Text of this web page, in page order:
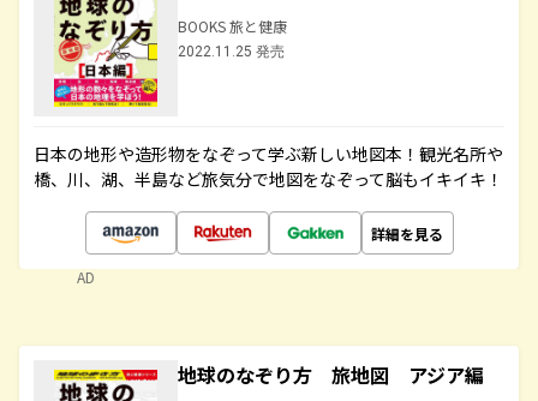
BOOKS 旅と健康
2022.11.25 発売
日本の地形や造形物をなぞって学ぶ新しい地図本！観光名所や
橋、川、湖、半島など旅気分で地図をなぞって脳もイキイキ！
詳細を見る
AD
地球のなぞり方 旅地図 アジア編